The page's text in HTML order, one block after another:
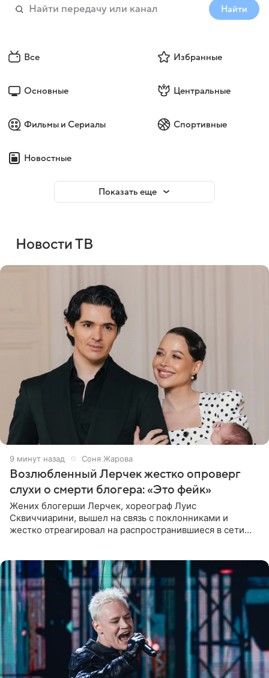
Найти
Все Избранные
Основные Центральные
Фильмы и Сериалы Спортивные
Новостные
Показать еще
Новости ТВ
9 минут назад Соня Жарова
Возлюбленный Лерчек жестко опроверг
слухи о смерти блогера: «Это фейк»
Жених блогерши Лерчек, хореограф Луис
Сквиччиарини, вышел на связь с поклонниками и
жестко отреагировал на распространившиеся в сети